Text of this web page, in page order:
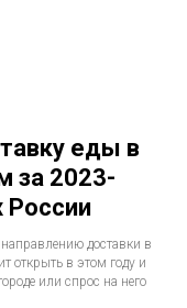
еды в
за 2023-
России
доставки в
открыть в этом году и
или спрос на него